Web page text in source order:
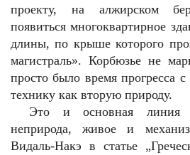
проекту, на алжирском
появиться многоквартирное
длины, по крыше которого
магистраль». Корбюзье не
просто было время прогресса
технику как вторую природу.
Это и основная линия
неприрода, живое и
Видаль-Накэ в статье